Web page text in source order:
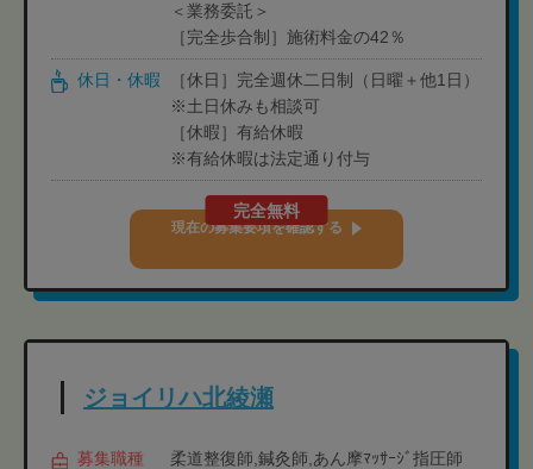
＜業務委託＞
［完全歩合制］施術料金の42％
休日・休暇
［休日］完全週休二日制（日曜＋他1日）
※土日休みも相談可
［休暇］有給休暇
※有給休暇は法定通り付与
完全無料
現在の募集要項を確認する
ジョイリハ北綾瀬
募集職種 柔道整復師,鍼灸師,あん摩ﾏｯｻｰｼﾞ指圧師